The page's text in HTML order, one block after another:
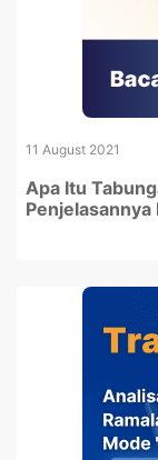
11 August 2021
Apa Itu